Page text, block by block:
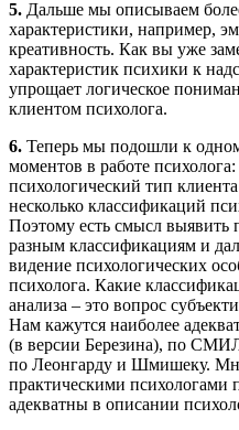
5. Дальше мы описываем
характеристики, например,
креативность. Как вы уже
характеристик психики к
упрощает логическое
клиентом психолога.
6. Теперь мы подошли к
моментов в работе
психологический тип
несколько классификаций
Поэтому есть смысл выявить
разным классификациям и
видение психологических
психолога. Какие
анализа – это вопрос
Нам кажутся наиболее
(в версии Березина), по
по Леонгарду и Шмишеку.
практическими психологами
адекватны в описании